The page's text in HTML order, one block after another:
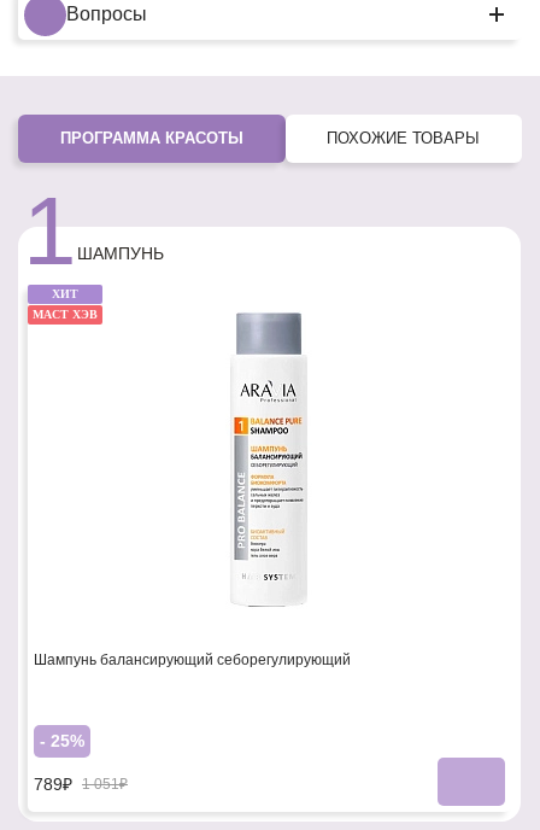
Вопросы
ПРОГРАММА КРАСОТЫ ПОХОЖИЕ ТОВАРЫ
1ШАМПУНЬ
ХИТ
МАСТ ХЭВ
Шампунь балансирующий себорегулирующий
- 25%
789₽ 1 051₽